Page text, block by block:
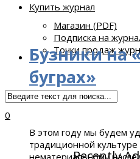
Купить журнал
Магазин (PDF)
Подписка на
Точки продаж
0
Бузники на
буграх»
В этом году мы будем
традиционной культуре
нематериальному